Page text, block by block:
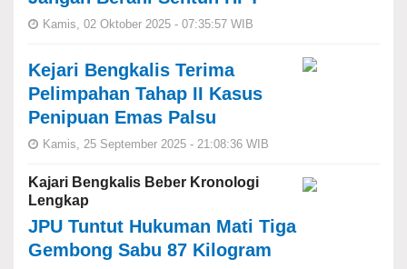
Kamis, 02 Oktober 2025 - 07:35:57 WIB
Kejari Bengkalis Terima
Pelimpahan Tahap II Kasus
Penipuan Emas Palsu
Kamis, 25 September 2025 - 21:08:36 WIB
Kajari Bengkalis Beber Kronologi
Lengkap
JPU Tuntut Hukuman Mati Tiga
Gembong Sabu 87 Kilogram